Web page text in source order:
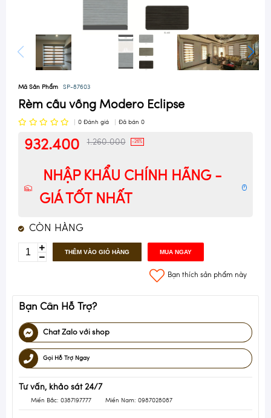
Mã Sản Phẩm SP-87603
Rèm cầu vồng Modero Eclipse
0 Đánh giá Đã bán 0
932.400 1.260.000 -26%
NHẬP KHẨU CHÍNH HÃNG -
GIÁ TỐT NHẤT
?
CÒN HÀNG
THÊM VÀO GIỎ HÀNG MUA NGAY
Bạn thích sản phẩm này
Bạn Cần Hỗ Trợ?
Chat Zalo với shop
Gọi Hỗ Trợ Ngay
Tư vấn, khảo sát 24/7
Miền Bắc: 0387197777 Miền Nam: 0987028087